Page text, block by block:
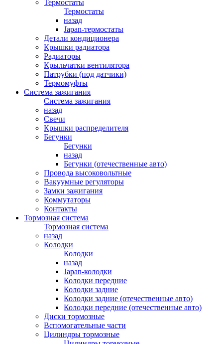
Термостаты
Термостаты
назад
Japan-термостаты
Детали кондиционера
Крышки радиатора
Радиаторы
Крыльчатки вентилятора
Патрубки (под датчики)
Термомуфты
Система зажигания
Система зажигания
назад
Свечи
Крышки распределителя
Бегунки
Бегунки
назад
Бегунки (отечественные авто)
Провода высоковольтные
Вакуумные регуляторы
Замки зажигания
Коммутаторы
Контакты
Тормозная система
Тормозная система
назад
Колодки
Колодки
назад
Japan-колодки
Колодки передние
Колодки задние
Колодки задние (отечественные авто)
Колодки передние (отечественные авто)
Диски тормозные
Вспомогательные части
Цилиндры тормозные